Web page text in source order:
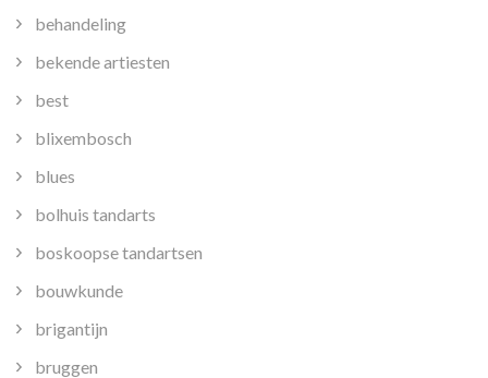
behandeling
bekende artiesten
best
blixembosch
blues
bolhuis tandarts
boskoopse tandartsen
bouwkunde
brigantijn
bruggen